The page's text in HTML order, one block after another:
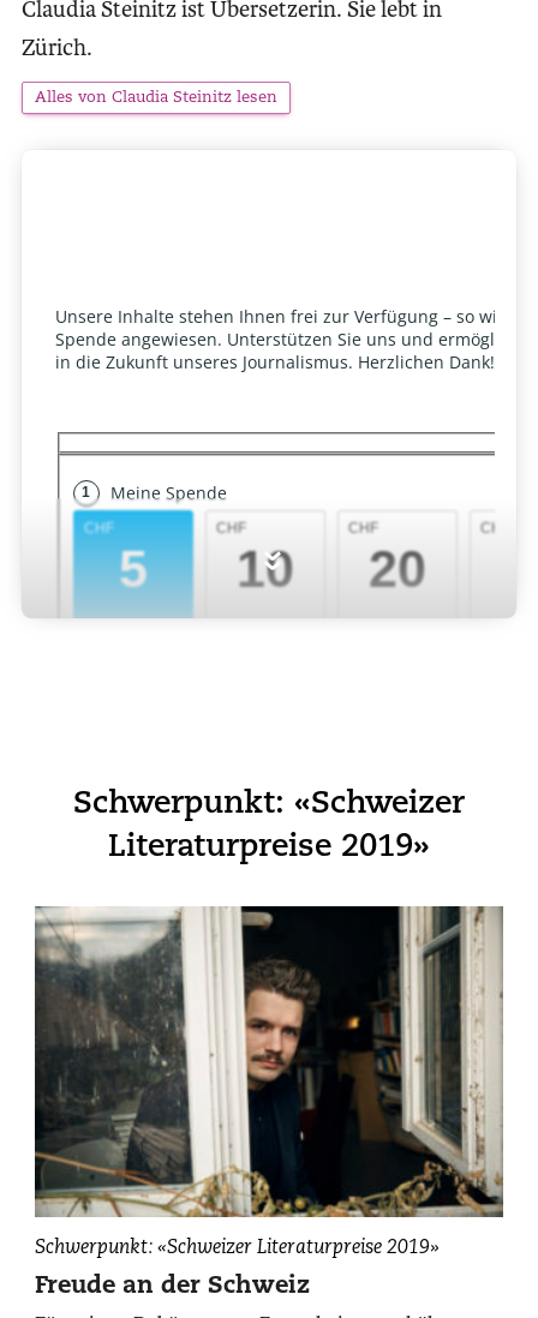
Claudia Steinitz ist Übersetzerin. Sie lebt in
Zürich.
Alles von Claudia Steinitz lesen
»
Schwerpunkt: «Schweizer
Literaturpreise 2019»
Patrick
fotografiert
Schwerpunkt: «Schweizer Literaturpreise 2019»
Freude an der Schweiz